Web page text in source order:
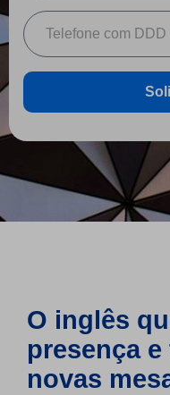
O inglês
presença
novas